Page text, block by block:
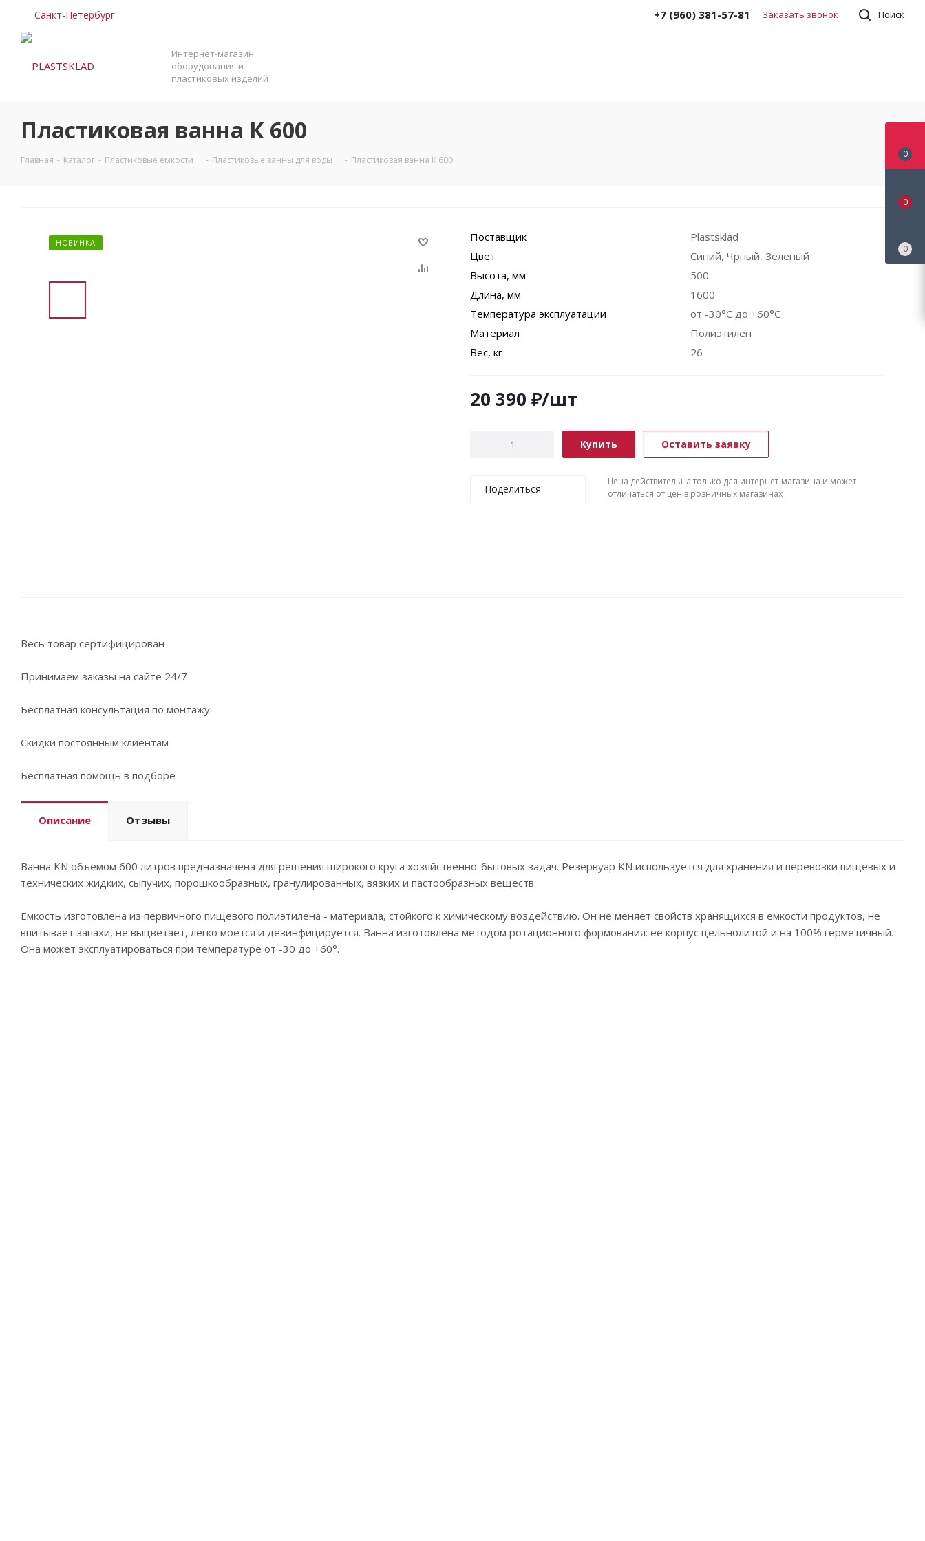
Санкт-Петербург Поиск
+7 (960) 381-57-81 Заказать звонок
Интернет-магазин
оборудования и
пластиковых изделий
Пластиковая ванна К 600
Главная - Каталог - Пластиковые емкости - Пластиковые ванны для воды - Пластиковая ванна К 600
НОВИНКА Поставщик
Plastsklad
Цвет
Синий, Чрный, Зеленый
Высота, мм
500
Длина, мм
1600
Температура эксплуатации
от -30°C до +60°C
Материал
Полиэтилен
Вес, кг
26
20 390 ₽/шт
Купить Оставить заявку
Поделиться
Цена действительна только для интернет-магазина и может
отличаться от цен в розничных магазинах
Весь товар сертифицирован
Принимаем заказы на сайте 24/7
Бесплатная консультация по монтажу
Скидки постоянным клиентам
Бесплатная помощь в подборе
Описание Отзывы
Ванна KN объемом 600 литров предназначена для решения широкого круга хозяйственно-бытовых задач. Резервуар KN используется для хранения и перевозки пищевых и
технических жидких, сыпучих, порошкообразных, гранулированных, вязких и пастообразных веществ.
Емкость изготовлена из первичного пищевого полиэтилена - материала, стойкого к химическому воздействию. Он не меняет свойств хранящихся в емкости продуктов, не
впитывает запахи, не выцветает, легко моется и дезинфицируется. Ванна изготовлена методом ротационного формования: ее корпус цельнолитой и на 100% герметичный.
Она может эксплуатироваться при температуре от -30 до +60°.
0
0
0